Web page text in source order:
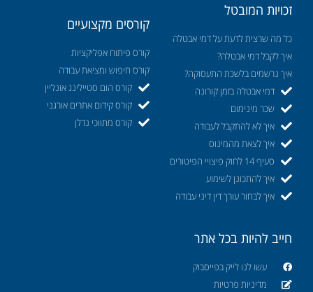
זכויות המובטל
כל מה שרצית לדעת על דמי אבטלה
איך לקבל דמי אבטלה?
איך נרשמים בלשכת התעסוקה?
דמי אבטלה בזמן קורונה
שכר מינימום
איך לא להתקבל לעבודה
איך לצאת מהמינוס
סעיף 14 לחוק פיצויי הפיטורים
איך להתכונן לשימוע
איך לבחור עורך דין דיני עבודה
קורסים מקצועיים
קורס פיתוח אפליקציות
קורס חיפוש ומציאת עבודה
קורס הום סטיילינג אונליין
קורס קידום אתרים אורגני
קורס מתווכי נדלן
חייב להיות בכל אתר
עשו לנו לייק בפייסבוק
מדיניות פרטיות